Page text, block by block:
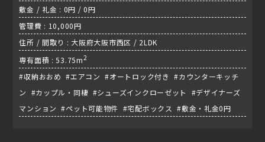
敷金 / 礼金 : 0円 / 0円
管理費 : 10,000円
住所 / 間取り : 大阪府大阪市西区 / 2LDK
専有面積 : 53.75m2
#収納おおめ #エアコン #オートロック付き #カウンターキッチ
ン #カップル・同棲 #シューズインクローゼット #デザイナーズ
マンション #ペット可能物件 #宅配ボックス #敷金・礼金0円